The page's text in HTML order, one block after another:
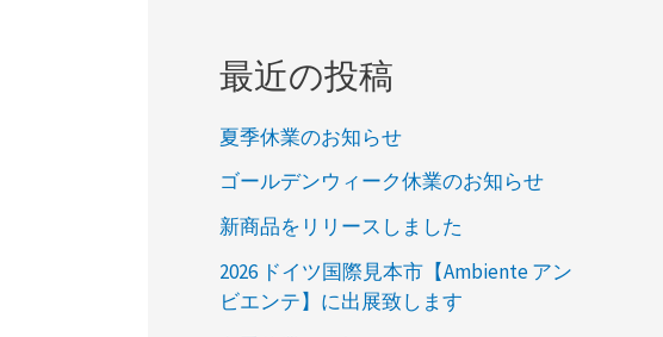
最近の投稿
夏季休業のお知らせ
ゴールデンウィーク休業のお知らせ
新商品をリリースしました
2026 ドイツ国際見本市【Ambiente アン
ビエンテ】に出展致します